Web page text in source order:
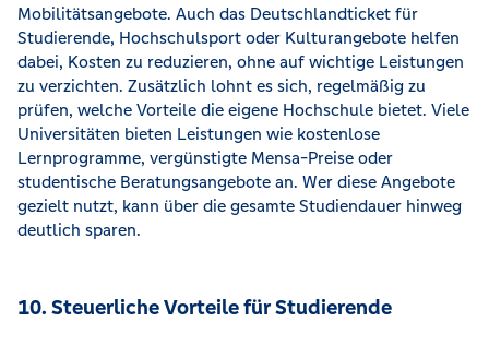
Mobilitätsangebote. Auch das Deutschlandticket für
Studierende, Hochschulsport oder Kulturangebote helfen
dabei, Kosten zu reduzieren, ohne auf wichtige Leistungen
zu verzichten. Zusätzlich lohnt es sich, regelmäßig zu
prüfen, welche Vorteile die eigene Hochschule bietet. Viele
Universitäten bieten Leistungen wie kostenlose
Lernprogramme, vergünstigte Mensa-Preise oder
studentische Beratungsangebote an. Wer diese Angebote
gezielt nutzt, kann über die gesamte Studiendauer hinweg
deutlich sparen.
10. Steuerliche Vorteile für Studierende